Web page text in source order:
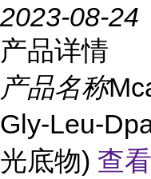
2023-08-24
产品详情
产品名称
Gly-Leu-
光底物) 查